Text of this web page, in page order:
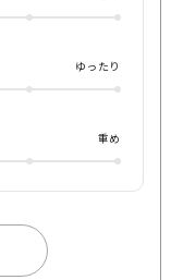
ゆったり
重め